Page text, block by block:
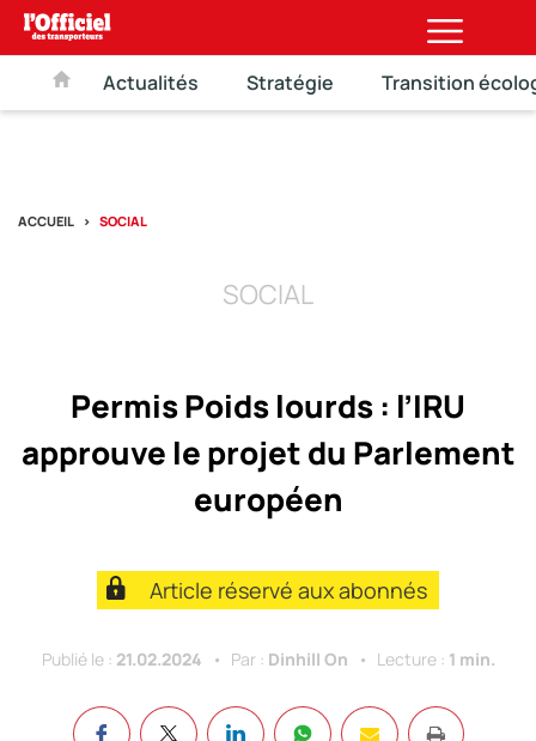
Actualités Stratégie Transition
ACCUEIL SOCIAL
SOCIAL
Permis Poids lourds : l’IRU
approuve le projet du Parlement
européen
Article réservé aux abonnés
Publié le : 21.02.2024 Par : Dinhill On Lecture : 1 min.